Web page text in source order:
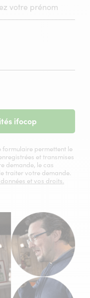
ifocop
formulaire permettent le
et transmises
demande, le cas
traiter votre demande.
et vos droits.